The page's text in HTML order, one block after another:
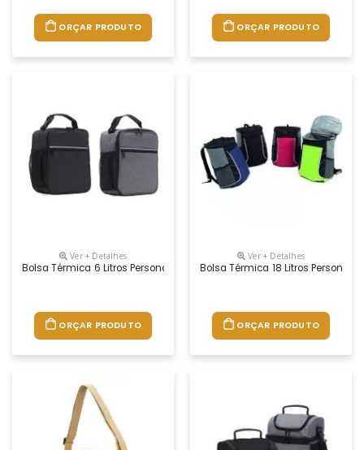
ORÇAR PRODUTO ORÇAR PRODUTO
Ver + Detalhes
Bolsa Térmica 6 Litros Personalizada
ORÇAR PRODUTO
Ver + Detalhes
Bolsa Térmica 18 Litros
ORÇAR PRODUTO